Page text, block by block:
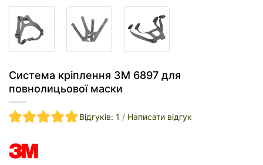
Система кріплення 3M 6897 для
повнолицьової маски
Відгуків: 1 / Написати відгук